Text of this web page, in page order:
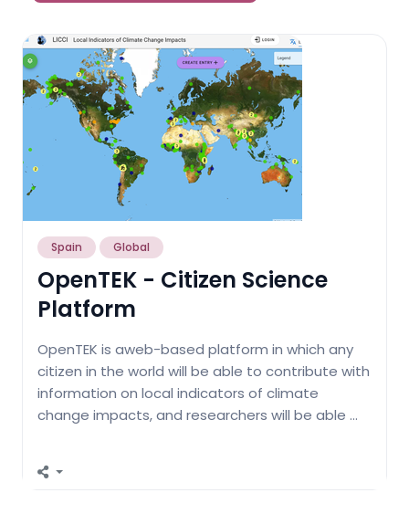
Spain Global
OpenTEK - Citizen Science
Platform
OpenTEK is aweb-based platform in which any
citizen in the world will be able to contribute with
information on local indicators of climate
change impacts, and researchers will be able …